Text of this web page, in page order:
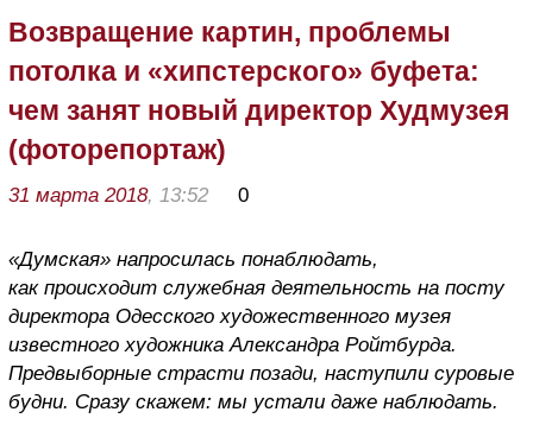
Возвращение картин, проблемы
потолка и «хипстерского» буфета:
чем занят новый директор Худмузея
(фоторепортаж)
31 марта 2018, 13:52 0
«Думская» напросилась понаблюдать,
как происходит служебная деятельность на посту
директора Одесского художественного музея
известного художника Александра Ройтбурда.
Предвыборные страсти позади, наступили суровые
будни. Сразу скажем: мы устали даже наблюдать.